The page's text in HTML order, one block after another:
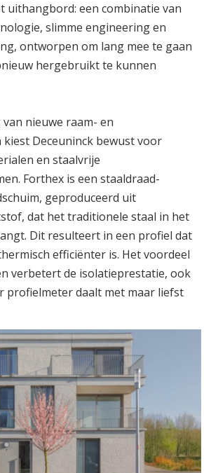
uithangbord: een combinatie van
slimme engineering en
ontworpen om lang mee te gaan
hergebruikt te kunnen
nieuwe raam- en
Deceuninck bewust voor
en staalvrije
Forthex is een staaldraad-
geproduceerd uit
dat het traditionele staal in het
Dit resulteert in een profiel dat
efficiënter is. Het voordeel
verbetert de isolatieprestatie, ook
profielmeter daalt met maar liefst